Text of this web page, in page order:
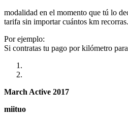
modalidad en el momento que tú lo
tarifa sin importar cuántos km recorras.
Por ejemplo:
Si contratas tu pago por kilómetro
March Active 2017
miituo